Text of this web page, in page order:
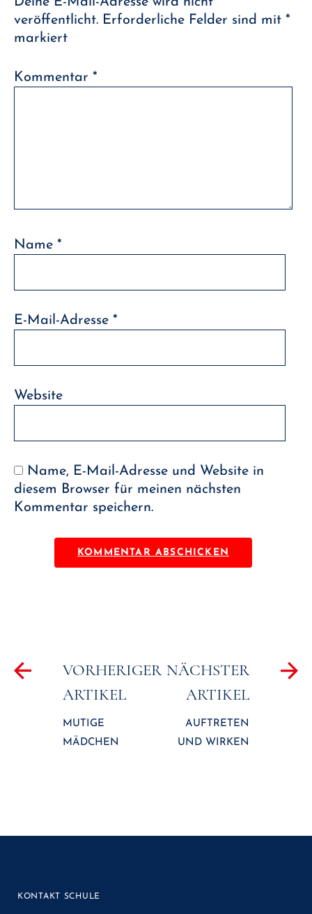
veröffentlicht. Erforderliche Felder sind mit *
markiert
Kommentar *
Name *
E-Mail-Adresse *
Website
Name, E-Mail-Adresse und Website in
diesem Browser für meinen nächsten
Kommentar speichern.
Beitragsnavigation
VORHERIGER
ARTIKEL
MUTIGE
MÄDCHEN
NÄCHSTER
ARTIKEL
AUFTRETEN
UND WIRKEN
KONTAKT SCHULE